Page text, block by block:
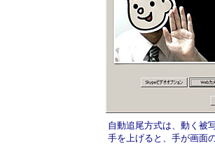
自動追尾方式は、動く被
手を上げると、手が画面